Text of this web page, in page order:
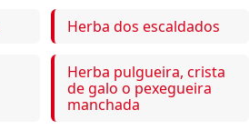
Herba dos escaldados
Herba pulgueira, crista
de galo o pexegueira
manchada